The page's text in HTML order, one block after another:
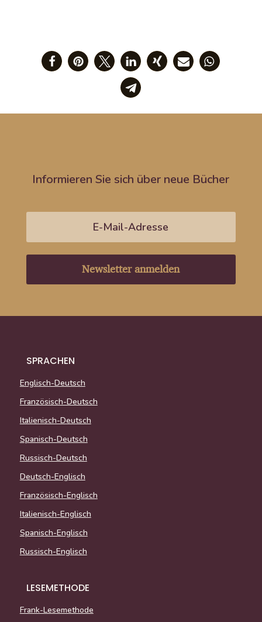
Informieren Sie sich über neue Bücher
Newsletter anmelden
SPRACHEN
Englisch-Deutsch
Französisch-Deutsch
Italienisch-Deutsch
Spanisch-Deutsch
Russisch-Deutsch
Deutsch-Englisch
Französisch-Englisch
Italienisch-Englisch
Spanisch-Englisch
Russisch-Englisch
LESEMETHODE
Frank-Lesemethode